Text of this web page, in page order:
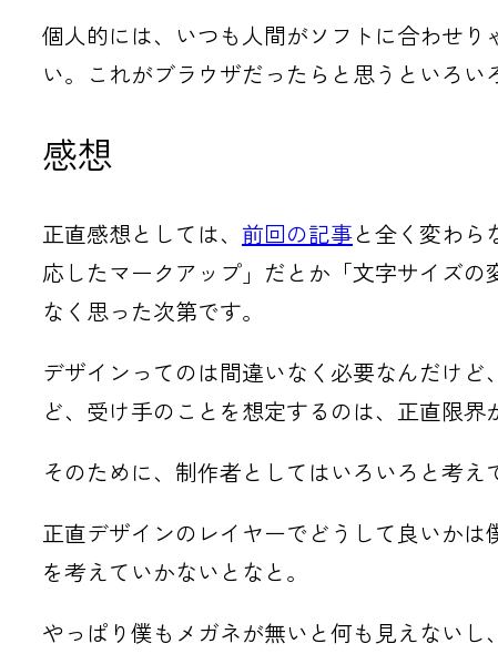
個人的には、いつも人間がソフトに合わせ
い。これがブラウザだったらと思うといろい
感想
正直感想としては、 前回の記事と全く変わら
応したマークアップ」だとか「文字サイズ
なく思った次第です。
デザインってのは間違いなく必要なんだけ
ど、受け手のことを想定するのは、正直限
そのために、制作者としてはいろいろと考え
正直デザインのレイヤーでどうして良いか
を考えていかないとなと。
やっぱり僕もメガネが無いと何も見えないし